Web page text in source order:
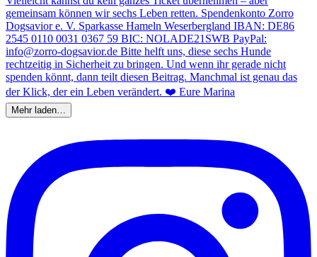
Mehr laden…